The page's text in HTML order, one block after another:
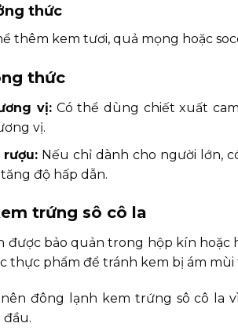
thức
thêm kem tươi, quả mọng hoặc
thức
vị:Có thể dùng chiết xuất
vị.
Nếu chỉ dành cho người lớn,
tăng độ hấp dẫn.
trứng sô cô la
được bảo quản trong hộp kín
thực phẩm để tránh kem bị ám
đông lạnh kem trứng sô cô la
đầu.